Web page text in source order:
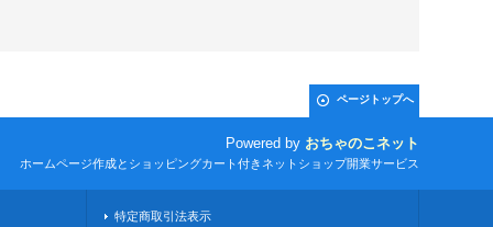
ページトップへ
Powered by おちゃのこネット
ホームページ作成とショッピングカート付きネットショップ開業サービス
特定商取引法表示